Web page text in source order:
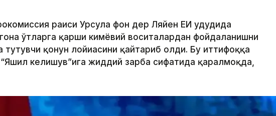
раиси Урсула фон дер Ляйен ЕИ ҳудудида
ўтларга қарши кимёвий воситалардан фойдаланишни
қонун лойиҳасини қайтариб олди. Бу иттифоққа
келишув”ига жиддий зарба сифатида қаралмоқда,